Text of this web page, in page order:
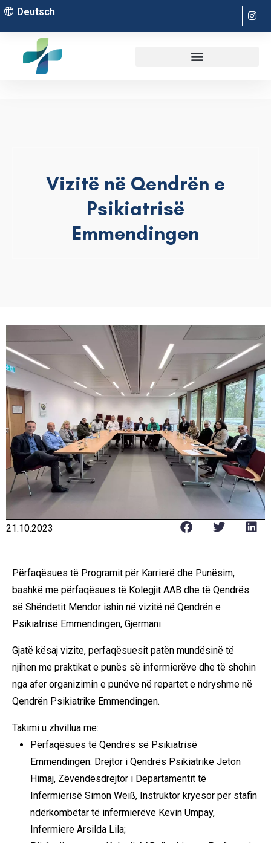
Deutsch
Vizitë në Qendrën e
Psikiatrisë
Emmendingen
21.10.2023
Përfaqësues të Programit për Karrierë dhe Punësim,
bashkë me përfaqësues të Kolegjit AAB dhe të Qendrës
së Shëndetit Mendor ishin në vizitë në Qendrën e
Psikiatrisë Emmendingen, Gjermani.
Gjatë kësaj vizite, perfaqësuesit patën mundësinë të
njihen me praktikat e punës së infermierëve dhe të shohin
nga afer organizimin e punëve në repartet e ndryshme në
Qendrën Psikiatrike Emmendingen.
Takimi u zhvillua me:
Përfaqësues të Qendrës së Psikiatrisë
Emmendingen: Drejtor i Qendrës Psikiatrike Jeton
Himaj, Zëvendësdrejtor i Departamentit të
Infermierisë Simon Weiß, Instruktor kryesor për stafin
ndërkombëtar të infermierëve Kevin Umpay,
Infermiere Arsilda Lila;